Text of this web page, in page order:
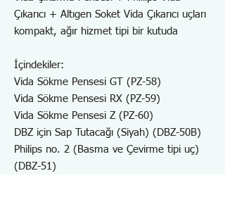
Çıkarıcı + Altıgen Soket Vida Çıkarıcı uçları
kompakt, ağır hizmet tipi bir kutuda
İçindekiler:
Vida Sökme Pensesi GT (PZ-58)
Vida Sökme Pensesi RX (PZ-59)
Vida Sökme Pensesi Z (PZ-60)
DBZ için Sap Tutacağı (Siyah) (DBZ-50B)
Philips no. 2 (Basma ve Çevirme tipi uç)
(DBZ-51)